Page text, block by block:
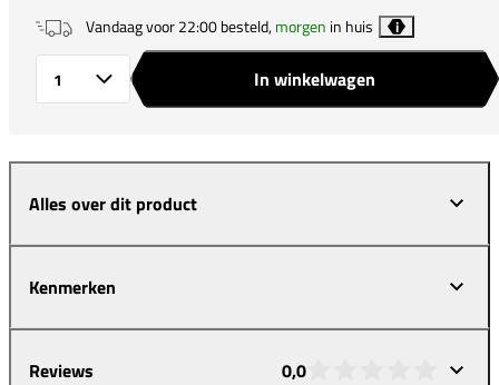
Vandaag voor 22:00 besteld,morgen in huis i
In winkelwagen
Alles over dit product
Kenmerken
Reviews 0,0